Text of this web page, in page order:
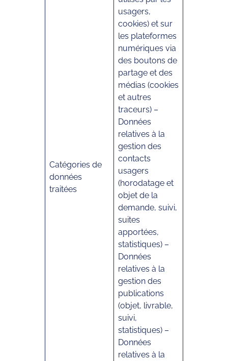
Catégories de
données
traitées
usagers,
cookies) et sur
les plateformes
numériques via
des boutons de
partage et des
médias (cookies
et autres
traceurs) –
Données
relatives à la
gestion des
contacts
usagers
(horodatage et
objet de la
demande, suivi,
suites
apportées,
statistiques) –
Données
relatives à la
gestion des
publications
(objet, livrable,
suivi,
statistiques) –
Données
relatives à la